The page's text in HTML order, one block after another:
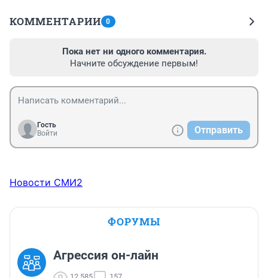
КОММЕНТАРИИ 0
Пока нет ни одного комментария.
Начните обсуждение первым!
Гость
Войти
Отправить
Новости СМИ2
ФОРУМЫ
Агрессия он-лайн